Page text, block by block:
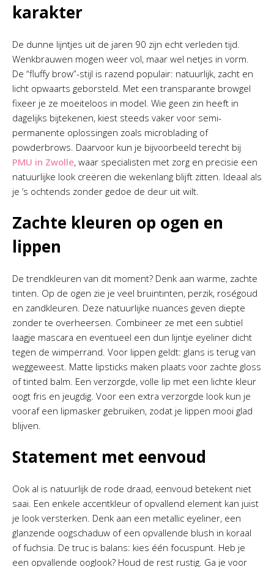
karakter
De dunne lijntjes uit de jaren 90 zijn echt verleden tijd.
Wenkbrauwen mogen weer vol, maar wel netjes in vorm.
De “fluffy brow”-stijl is razend populair: natuurlijk, zacht en
licht opwaarts geborsteld. Met een transparante browgel
fixeer je ze moeiteloos in model. Wie geen zin heeft in
dagelijks bijtekenen, kiest steeds vaker voor semi-
permanente oplossingen zoals microblading of
powderbrows. Daarvoor kun je bijvoorbeeld terecht bij
PMU in Zwolle, waar specialisten met zorg en precisie een
natuurlijke look creëren die wekenlang blijft zitten. Ideaal als
je ’s ochtends zonder gedoe de deur uit wilt.
Zachte kleuren op ogen en
lippen
De trendkleuren van dit moment? Denk aan warme, zachte
tinten. Op de ogen zie je veel bruintinten, perzik, roségoud
en zandkleuren. Deze natuurlijke nuances geven diepte
zonder te overheersen. Combineer ze met een subtiel
laagje mascara en eventueel een dun lijntje eyeliner dicht
tegen de wimperrand. Voor lippen geldt: glans is terug van
weggeweest. Matte lipsticks maken plaats voor zachte gloss
of tinted balm. Een verzorgde, volle lip met een lichte kleur
oogt fris en jeugdig. Voor een extra verzorgde look kun je
vooraf een lipmasker gebruiken, zodat je lippen mooi glad
blijven.
Statement met eenvoud
Ook al is natuurlijk de rode draad, eenvoud betekent niet
saai. Een enkele accentkleur of opvallend element kan juist
je look versterken. Denk aan een metallic eyeliner, een
glanzende oogschaduw of een opvallende blush in koraal
of fuchsia. De truc is balans: kies één focuspunt. Heb je
een opvallende ooglook? Houd de rest rustig. Ga je voor